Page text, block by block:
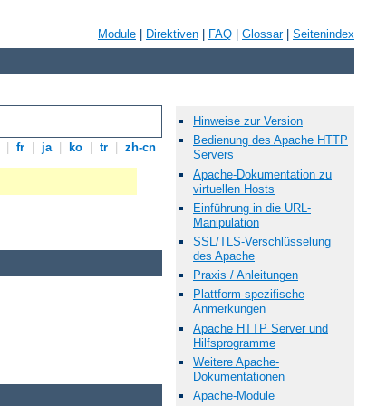
Module Direktiven FAQ Glossar| Seitenindex
fr ja ko tr zh-cn
Hinweise zur Version
Bedienung des Apache HTTP
Servers
Apache-Dokumentation zu
virtuellen Hosts
Einführung in die URL-
Manipulation
SSL/TLS-Verschlüsselung
des Apache
Praxis / Anleitungen
Plattform-spezifische
Anmerkungen
Apache HTTP Server und
Hilfsprogramme
Weitere Apache-
Dokumentationen
Apache-Module